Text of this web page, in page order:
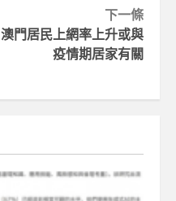
下一條
澳門居民上網率上升或與
疫情期居家有關